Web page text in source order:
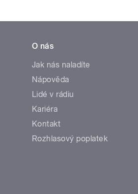
O nás
Jak nás naladíte
Nápověda
Lidé v rádiu
Kariéra
Kontakt
Rozhlasový poplatek